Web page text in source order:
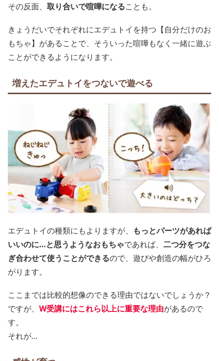
その反面、 取り合いで喧嘩になることも。
きょうだいでそれぞれにエデュトイを持つ【自分だけのお
もちゃ】があることで、そういった喧嘩もなく一緒に遊ぶ
ことができるようになります。
増えたエデュトイをつないで遊べる
エデュトイの種類にもよりますが、
もっとパーツがあれば
いいのに…と思うようなおもちゃであれば、 二つ分をつな
ぎ合わせて使うことができるので、遊びや創造の幅がひろ
がります。
ここまでは比較的想像のできる理由ではないでしょうか？
ですが、 W受講にはこれら以上に重要な理由があるので
す。
それが…